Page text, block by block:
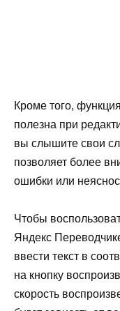
Кроме того,
полезна при
вы слышите свои
позволяет более
ошибки или
Чтобы
Яндекс
ввести текст в
на кнопку
скорость